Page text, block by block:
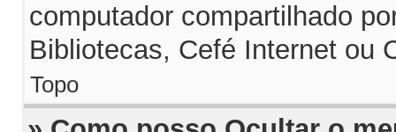
computador compartilhado
Bibliotecas, Cefé Internet ou
Topo